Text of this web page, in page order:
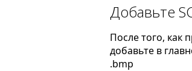
Добавьте
После того, как
добавьте в
.bmp